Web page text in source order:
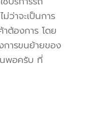
ว่าจะเป็นการ
ต้องการ โดย
การขนย้ายของ
นพอครับ ที่